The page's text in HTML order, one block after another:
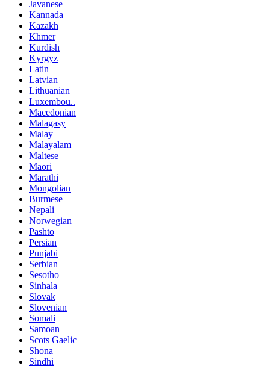
Javanese
Kannada
Kazakh
Khmer
Kurdish
Kyrgyz
Latin
Latvian
Lithuanian
Luxembou..
Macedonian
Malagasy
Malay
Malayalam
Maltese
Maori
Marathi
Mongolian
Burmese
Nepali
Norwegian
Pashto
Persian
Punjabi
Serbian
Sesotho
Sinhala
Slovak
Slovenian
Somali
Samoan
Scots Gaelic
Shona
Sindhi